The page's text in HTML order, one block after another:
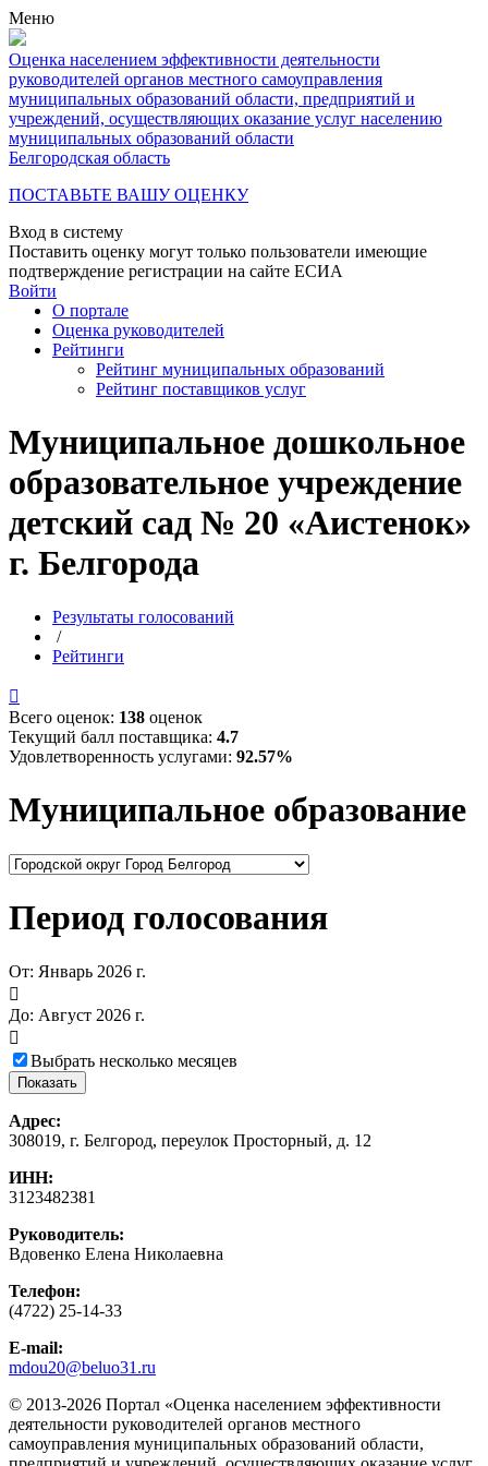
Меню
Оценка населением эффективности деятельности
руководителей органов местного самоуправления
муниципальных образований области, предприятий и
учреждений, осуществляющих оказание услуг населению
муниципальных образований области
Белгородская область
ПОСТАВЬТЕ ВАШУ ОЦЕНКУ
Вход в систему
Поставить оценку могут только пользователи имеющие
подтверждение регистрации на сайте ЕСИА
Войти
О портале
Оценка руководителей
Рейтинги
Рейтинг муниципальных образований
Рейтинг поставщиков услуг
Муниципальное дошкольное
образовательное учреждение
детский сад № 20 «Аистенок»
г. Белгорода
Результаты голосований
/
Рейтинги

Всего оценок: 138 оценок
Текущий балл поставщика: 4.7
Удовлетворенность услугами: 92.57%
Муниципальное образование
Период голосования
От: Январь 2026 г.

До: Август 2026 г.

Выбрать несколько месяцев
Адрес:
308019, г. Белгород, переулок Просторный, д. 12
ИНН:
3123482381
Руководитель:
Вдовенко Елена Николаевна
Телефон:
(4722) 25-14-33
E-mail:
mdou20@beluo31.ru
© 2013-2026 Портал «Оценка населением эффективности
деятельности руководителей органов местного
самоуправления муниципальных образований области,